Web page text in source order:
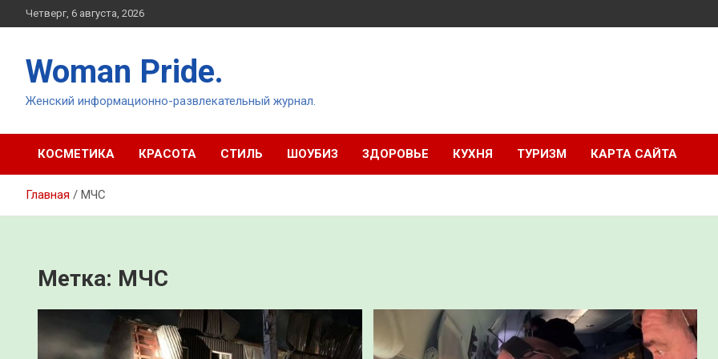
Перейти
к
Четверг, 6 августа, 2026
Woman Pride.
Женский информационно-развлекательный журнал.
КОСМЕТИКА КРАСОТА СТИЛЬ ШОУБИЗ ЗДОРОВЬЕ КУХНЯ ТУРИЗМ КАРТА САЙТА
Главная МЧС
Метка: МЧС